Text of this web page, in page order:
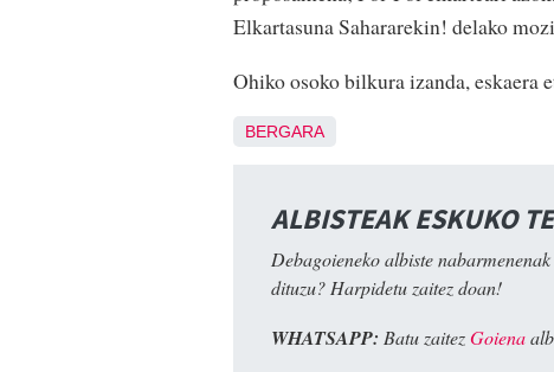
Elkartasuna Sahararekin! delako
Ohiko osoko bilkura izanda, eskaera
BERGARA
ALBISTEAK ESKUKO
Debagoieneko albiste
dituzu? Harpidetu zaitez doan!
WHATSAPP: Batu zaitezGoiena